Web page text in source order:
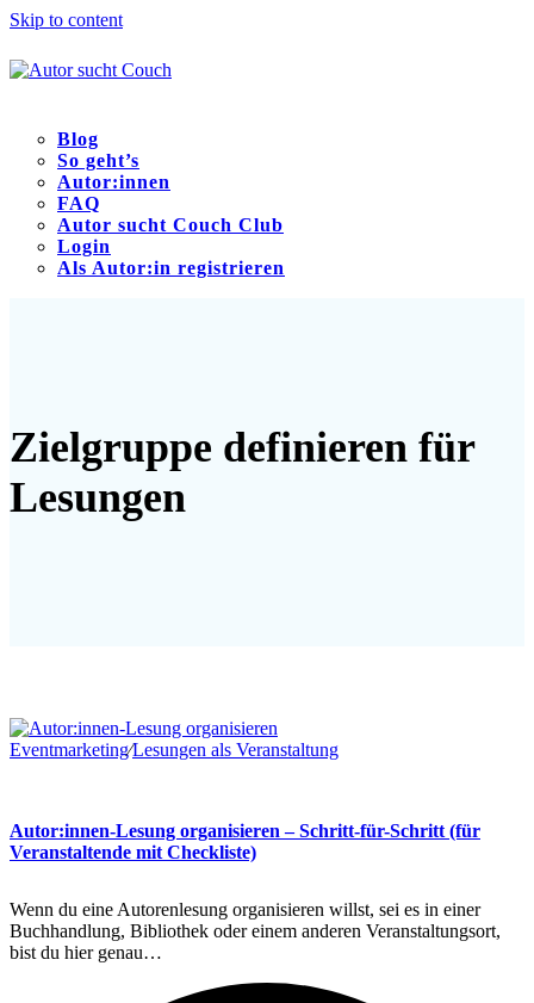
Skip to content
Blog
So geht’s
Autor:innen
FAQ
Autor sucht Couch Club
Login
Als Autor:in registrieren
Zielgruppe definieren für
Lesungen
Eventmarketing∕Lesungen als Veranstaltung
Autor:innen-Lesung organisieren – Schritt-für-Schritt (für
Veranstaltende mit Checkliste)
Wenn du eine Autorenlesung organisieren willst, sei es in einer
Buchhandlung, Bibliothek oder einem anderen Veranstaltungsort,
bist du hier genau…